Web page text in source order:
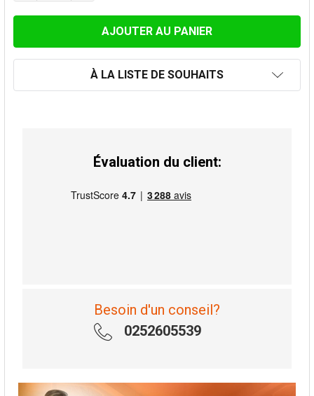
À LA LISTE DE SOUHAITS
Évaluation du client:
Besoin d'un conseil?
0252605539